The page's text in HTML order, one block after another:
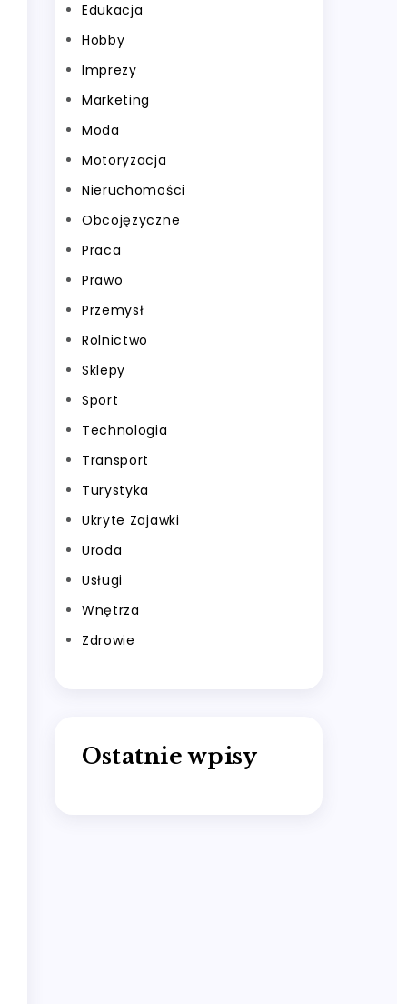
Edukacja
Hobby
Imprezy
Marketing
Moda
Motoryzacja
Nieruchomości
Obcojęzyczne
Praca
Prawo
Przemysł
Rolnictwo
Sklepy
Sport
Technologia
Transport
Turystyka
Ukryte Zajawki
Uroda
Usługi
Wnętrza
Zdrowie
Ostatnie wpisy